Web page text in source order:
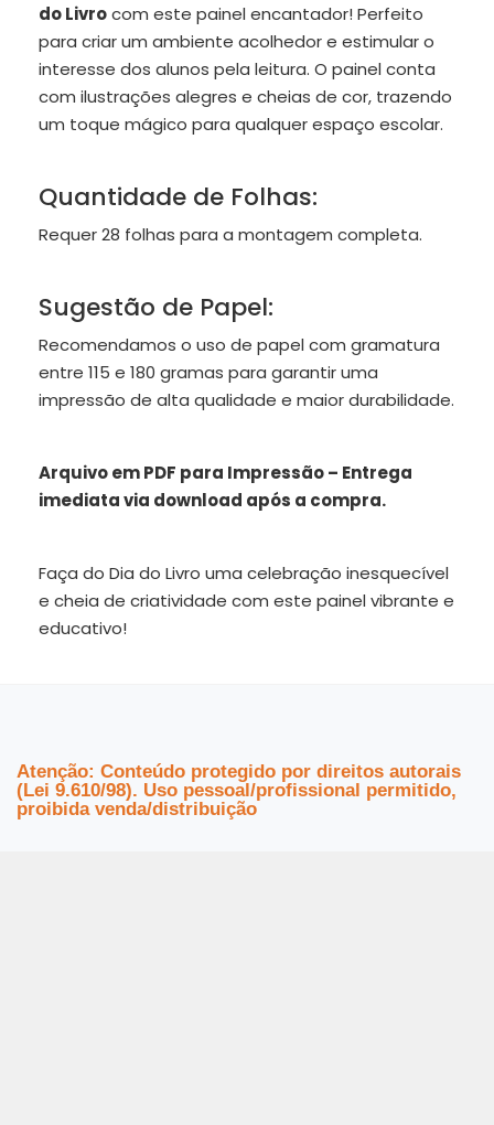
do Livrocom este painel encantador! Perfeito
para criar um ambiente acolhedor e estimular o
interesse dos alunos pela leitura. O painel conta
com ilustrações alegres e cheias de cor, trazendo
um toque mágico para qualquer espaço escolar.
Quantidade de Folhas:
Requer 28 folhas para a montagem completa.
Sugestão de Papel:
Recomendamos o uso de papel com gramatura
entre 115 e 180 gramas para garantir uma
impressão de alta qualidade e maior durabilidade.
Arquivo em PDF para Impressão – Entrega
imediata via download após a compra.
Faça do Dia do Livro uma celebração inesquecível
e cheia de criatividade com este painel vibrante e
educativo!
Atenção: Conteúdo protegido por direitos autorais
(Lei 9.610/98). Uso pessoal/profissional permitido,
proibida venda/distribuição